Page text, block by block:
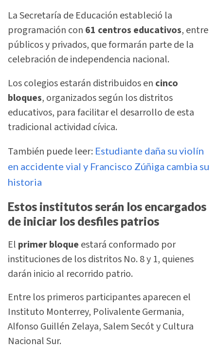
La Secretaría de Educación estableció la
programación con 61 centros educativos, entre
públicos y privados, que formarán parte de la
celebración de independencia nacional.
Los colegios estarán distribuidos en cinco
bloques, organizados según los distritos
educativos, para facilitar el desarrollo de esta
tradicional actividad cívica.
También puede leer: Estudiante daña su violín
en accidente vial y Francisco Zúñiga cambia su
historia
Estos institutos serán los encargados
de iniciar los desfiles patrios
El primer bloque estará conformado por
instituciones de los distritos No. 8 y 1, quienes
darán inicio al recorrido patrio.
Entre los primeros participantes aparecen el
Instituto Monterrey, Polivalente Germania,
Alfonso Guillén Zelaya, Salem Secót y Cultura
Nacional Sur.